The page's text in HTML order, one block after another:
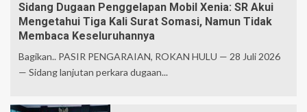
Sidang Dugaan Penggelapan Mobil Xenia: SR Akui
Mengetahui Tiga Kali Surat Somasi, Namun Tidak
Membaca Keseluruhannya
Bagikan.. PASIR PENGARAIAN, ROKAN HULU — 28 Juli 2026
— Sidang lanjutan perkara dugaan...